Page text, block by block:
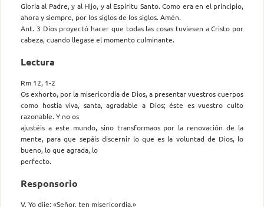
Gloria al Padre, y al Hijo, y al Espíritu Santo. Como era en el principio,
ahora y siempre, por los siglos de los siglos. Amén.
Ant. 3 Dios proyectó hacer que todas las cosas tuviesen a Cristo por
cabeza, cuando llegase el momento culminante.
Lectura
Rm 12, 1-2
Os exhorto, por la misericordia de Dios, a presentar vuestros cuerpos
como hostia viva, santa, agradable a Dios; éste es vuestro culto
razonable. Y no os
ajustéis a este mundo, sino transformaos por la renovación de la
mente, para que sepáis discernir lo que es la voluntad de Dios, lo
bueno, lo que agrada, lo
perfecto.
Responsorio
V. Yo dije: «Señor, ten misericordia.»